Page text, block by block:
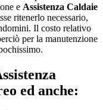
e Assistenza Caldaie
ritenerlo necessario,
Il costo relativo
per la manutenzione
ed anche: